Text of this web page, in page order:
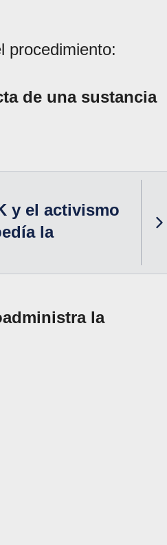
procedimiento:
de una sustancia
y el activismo
la
la